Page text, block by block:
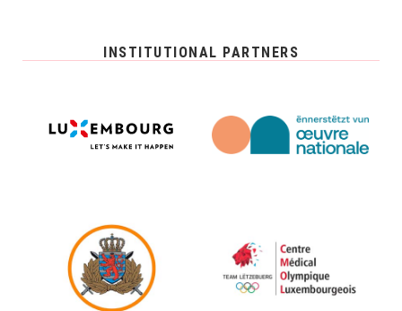
INSTITUTIONAL PARTNERS